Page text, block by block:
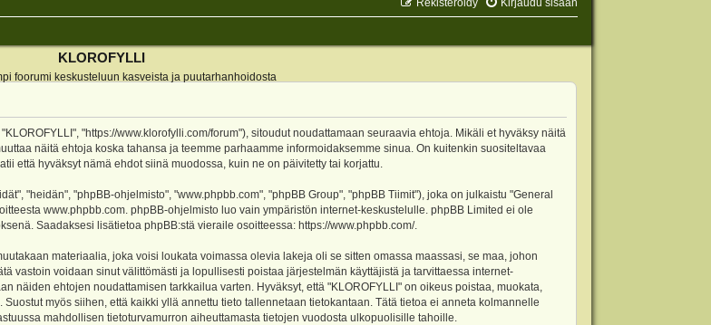
Kirjaudu sisään
Rekisteröidy
KLOROFYLLI
foorumi keskusteluun kasveista ja puutarhanhoidosta
"https://www.klorofylli.com/forum"), sitoudut noudattamaan seuraavia ehtoja. Mikäli et hyväksy näitä
näitä ehtoja koska tahansa ja teemme parhaamme informoidaksemme sinua. On kuitenkin suositeltavaa
että hyväksyt nämä ehdot siinä muodossa, kuin ne on päivitetty tai korjattu.
"heidän", "phpBB-ohjelmisto", "www.phpbb.com", "phpBB Group", "phpBB Tiimit"), joka on julkaistu "General
www.phpbb.com. phpBB-ohjelmisto luo vain ympäristön internet-keskustelulle. phpBB Limited ei ole
Saadaksesi lisätietoa phpBB:stä vieraile osoitteessa: https://www.phpbb.com/.
materiaalia, joka voisi loukata voimassa olevia lakeja oli se sitten omassa maassasi, se maa, johon
vastoin voidaan sinut välittömästi ja lopullisesti poistaa järjestelmän käyttäjistä ja tarvittaessa internet-
näiden ehtojen noudattamisen tarkkailua varten. Hyväksyt, että "KLOROFYLLI" on oikeus poistaa, muokata,
myös siihen, että kaikki yllä annettu tieto tallennetaan tietokantaan. Tätä tietoa ei anneta kolmannelle
mahdollisen tietoturvamurron aiheuttamasta tietojen vuodosta ulkopuolisille tahoille.